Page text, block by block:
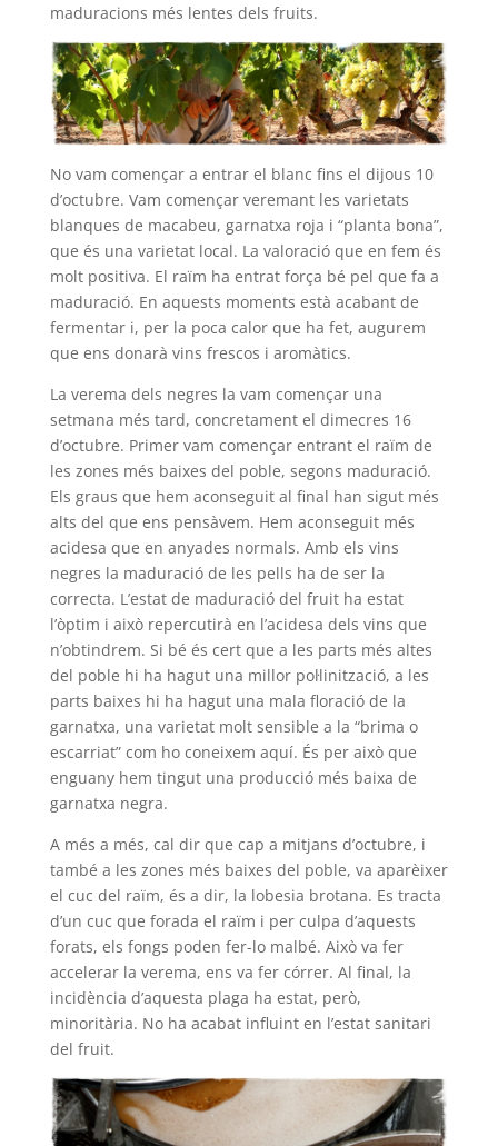
maduracions més lentes dels fruits.
No vam començar a entrar el blanc fins el dijous 10
d’octubre. Vam començar veremant les varietats
blanques de macabeu, garnatxa roja i “planta bona”,
que és una varietat local. La valoració que en fem és
molt positiva. El raïm ha entrat força bé pel que fa a
maduració. En aquests moments està acabant de
fermentar i, per la poca calor que ha fet, augurem
que ens donarà vins frescos i aromàtics.
La verema dels negres la vam començar una
setmana més tard, concretament el dimecres 16
d’octubre. Primer vam començar entrant el raïm de
les zones més baixes del poble, segons maduració.
Els graus que hem aconseguit al final han sigut més
alts del que ens pensàvem. Hem aconseguit més
acidesa que en anyades normals. Amb els vins
negres la maduració de les pells ha de ser la
correcta. L’estat de maduració del fruit ha estat
l’òptim i això repercutirà en l’acidesa dels vins que
n’obtindrem. Si bé és cert que a les parts més altes
del poble hi ha hagut una millor pol·linització, a les
parts baixes hi ha hagut una mala floració de la
garnatxa, una varietat molt sensible a la “brima o
escarriat” com ho coneixem aquí. És per això que
enguany hem tingut una producció més baixa de
garnatxa negra.
A més a més, cal dir que cap a mitjans d’octubre, i
també a les zones més baixes del poble, va aparèixer
el cuc del raïm, és a dir, la lobesia brotana. Es tracta
d’un cuc que forada el raïm i per culpa d’aquests
forats, els fongs poden fer-lo malbé. Això va fer
accelerar la verema, ens va fer córrer. Al final, la
incidència d’aquesta plaga ha estat, però,
minoritària. No ha acabat influint en l’estat sanitari
del fruit.